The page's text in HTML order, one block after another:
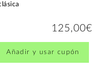
125,00€
Añadir y usar cupón